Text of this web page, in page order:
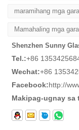
maramihang mga
Mamahaling mga
Shenzhen Sunny
Tel.:+86
Wechat:+86
Facebook:http://
Makipag-ugnay sa